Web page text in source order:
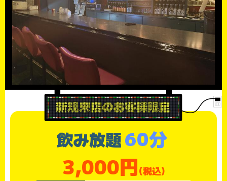
飲み放題60分
3,000円(税込)